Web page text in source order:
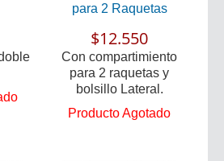
para 2 Raquetas
$12.550
Con compartimiento
para 2 raquetas y
bolsillo Lateral.
Producto Agotado